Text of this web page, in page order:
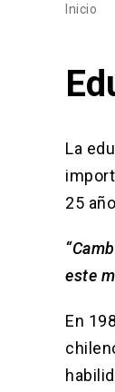
Inicio
La
25
este
En